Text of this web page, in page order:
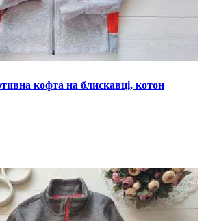
кофта на блискавці, котон